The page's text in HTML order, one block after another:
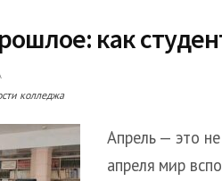
как
колледжа
Апрель — это
апреля мир